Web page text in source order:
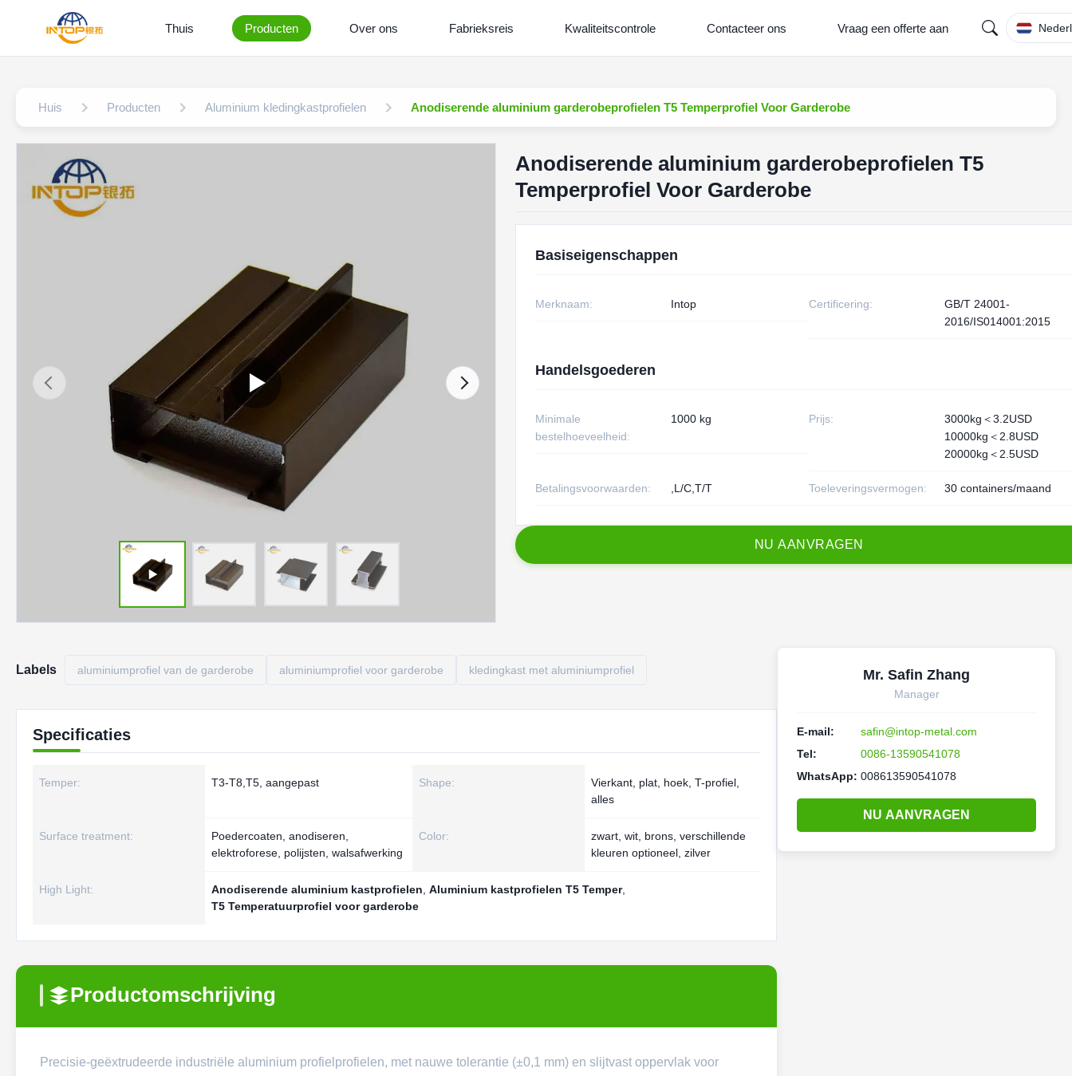
Thuis Producten Over ons Fabrieksreis Kwaliteitscontrole Contacteer ons Vraag een offerte aan
Huis Producten Aluminium kledingkastprofielen Anodiserende aluminium garderobeprofielen T5 Temperprofiel Voor Garderobe
Anodiserende aluminium garderobeprofielen T5
Temperprofiel Voor Garderobe
Basiseigenschappen
Merknaam: Intop Certificering:
GB/T 24001-
2016/IS014001:2015
Handelsgoederen
Minimale
bestelhoeveelheid:
1000 kg Prijs:
3000kg＜3.2USD
10000kg＜2.8USD
20000kg＜2.5USD
Betalingsvoorwaarden: ,L/C,T/T Toeleveringsvermogen: 30 containers/maand
N U AAN VRAGEN
Labels aluminiumprofiel van de garderobe aluminiumprofiel voor garderobe kledingkast met aluminiumprofiel
Specificaties
Temper: T3-T8,T5, aangepast Shape:
Vierkant, plat, hoek, T-profiel,
alles
Surface treatment:
Poedercoaten, anodiseren,
elektroforese, polijsten, walsafwerking
Color:
zwart, wit, brons, verschillende
kleuren optioneel, zilver
High Light: Anodiserende aluminium kastprofielen Aluminium kastprofielen T5 Temper,
T5 Temperatuurprofiel voor garderobe
Productomschrijving
Precisie-geëxtrudeerde industriële aluminium profielprofielen, met nauwe tolerantie (±0,1 mm) en slijtvast oppervlak voor
Mr. Safin Zhang
Manager
E-mail:
safin@intop-metal.com
Tel:
0086-13590541078
WhatsApp: 008613590541078
NU AANVRAGEN